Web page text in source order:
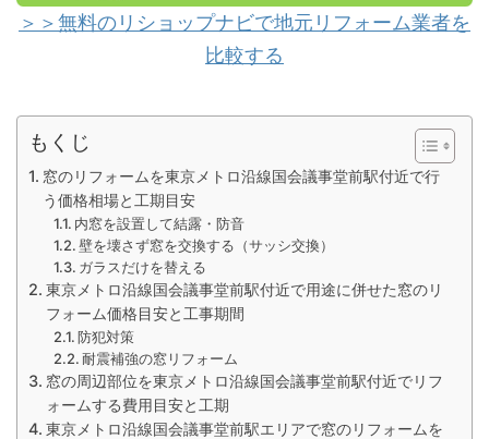
＞＞無料のリショップナビで地元リフォーム業者を
比較する
もくじ
窓のリフォームを東京メトロ沿線国会議事堂前駅付近で行
う価格相場と工期目安
内窓を設置して結露・防音
壁を壊さず窓を交換する（サッシ交換）
ガラスだけを替える
東京メトロ沿線国会議事堂前駅付近で用途に併せた窓のリ
フォーム価格目安と工事期間
防犯対策
耐震補強の窓リフォーム
窓の周辺部位を東京メトロ沿線国会議事堂前駅付近でリフ
ォームする費用目安と工期
東京メトロ沿線国会議事堂前駅エリアで窓のリフォームを